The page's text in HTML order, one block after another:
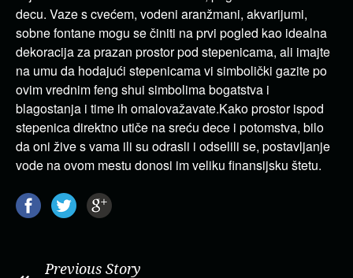
decu. Vaze s cvećem, vodeni aranžmani, akvarijumi,
sobne fontane mogu se činiti na prvi pogled kao idealna
dekoracija za prazan prostor pod stepenicama, ali imajte
na umu da hodajući stepenicama vi simbolički gazite po
ovim vrednim feng shui simbolima bogatstva i
blagostanja i time ih omalovažavate.Kako prostor ispod
stepenica direktno utiče na sreću dece i potomstva, bilo
da oni žive s vama ili su odrasli i odselili se, postavljanje
vode na ovom mestu donosi im veliku finansijsku štetu.
Previous Story